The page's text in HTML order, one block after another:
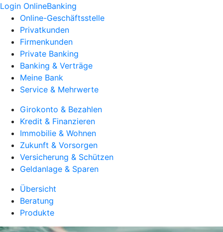
Login OnlineBanking
Online-Geschäftsstelle
Privatkunden
Firmenkunden
Private Banking
Banking & Verträge
Meine Bank
Service & Mehrwerte
Girokonto & Bezahlen
Kredit & Finanzieren
Immobilie & Wohnen
Zukunft & Vorsorgen
Versicherung & Schützen
Geldanlage & Sparen
Übersicht
Beratung
Produkte